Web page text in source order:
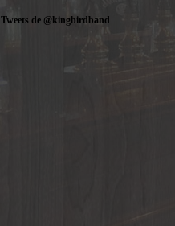
Tweets de @kingbirdband